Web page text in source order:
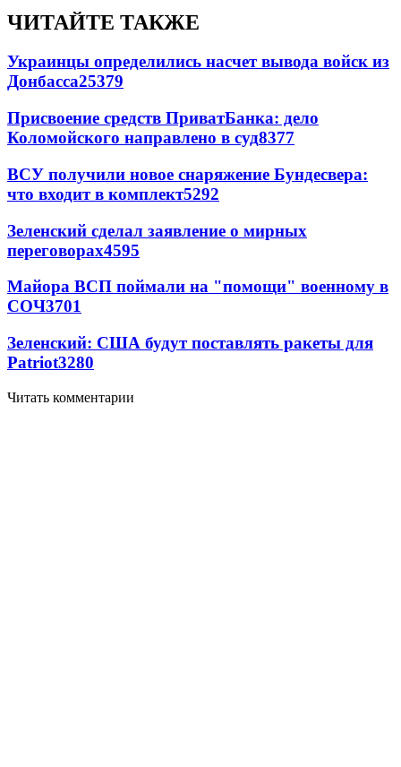
ЧИТАЙТЕ ТАКЖЕ
Украинцы определились насчет вывода войск из
Донбасса25379
Присвоение средств ПриватБанка: дело
Коломойского направлено в суд8377
ВСУ получили новое снаряжение Бундесвера:
что входит в комплект5292
Зеленский сделал заявление о мирных
переговорах4595
Майора ВСП поймали на "помощи" военному в
СОЧ3701
Зеленский: США будут поставлять ракеты для
Patriot3280
Читать комментарии